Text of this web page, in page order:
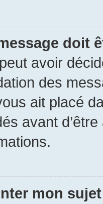
doit
avoir
des
ait placé
avant
mon